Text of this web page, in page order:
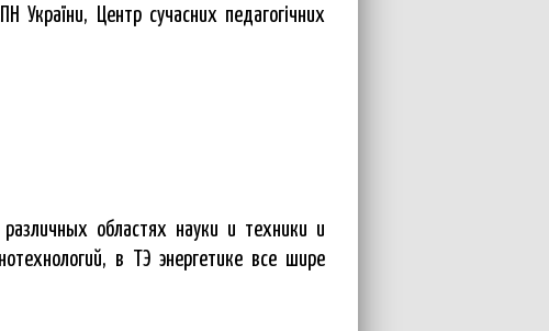
України, Центр сучасних педагогічних
областях науки и техники и
в ТЭ энергетике все шире